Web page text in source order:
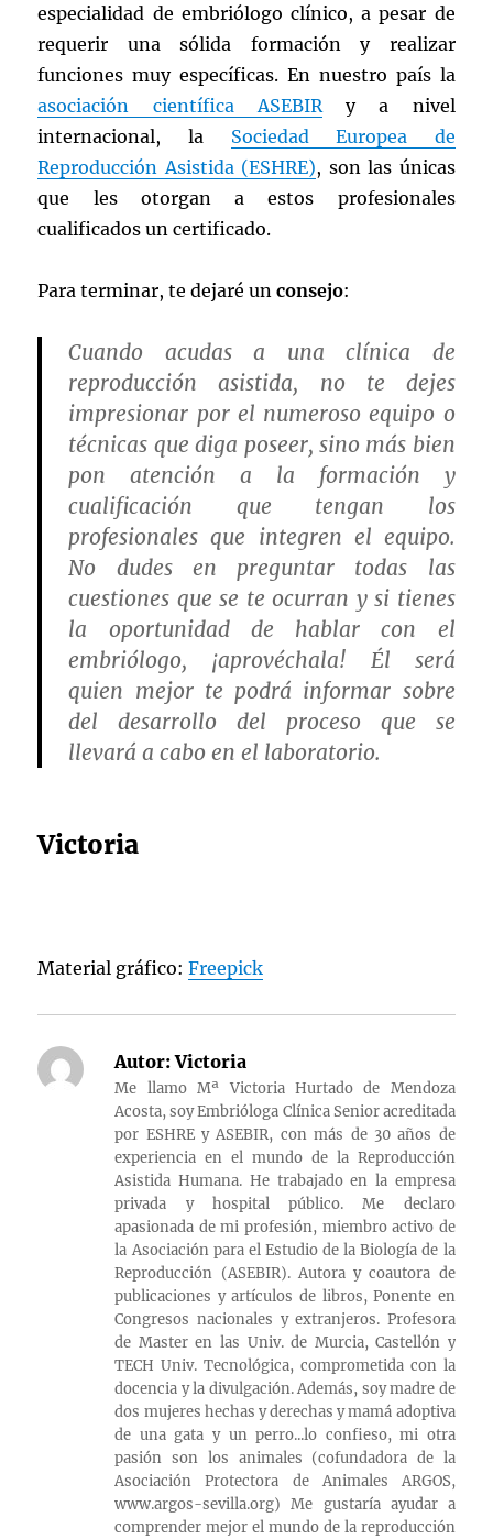
especialidad de embriólogo clínico, a pesar de
requerir una sólida formación y realizar
funciones muy específicas. En nuestro país la
asociación científica ASEBIRy a nivel
internacional, la Sociedad Europea de
Reproducción Asistida (ESHRE), son las únicas
que les otorgan a estos profesionales
cualificados un certificado.
Para terminar, te dejaré un consejo:
Cuando acudas a una clínica de
reproducción asistida, no te dejes
impresionar por el numeroso equipo o
técnicas que diga poseer, sino más bien
pon atención a la formación y
cualificación que tengan los
profesionales que integren el equipo.
No dudes en preguntar todas las
cuestiones que se te ocurran y si tienes
la oportunidad de hablar con el
embriólogo, ¡aprovéchala! Él será
quien mejor te podrá informar sobre
del desarrollo del proceso que se
llevará a cabo en el laboratorio.
Victoria
Material gráfico:Freepick
Autor:Victoria
Me llamo Mª Victoria Hurtado de Mendoza
Acosta, soy Embrióloga Clínica Senior acreditada
por ESHRE y ASEBIR, con más de 30 años de
experiencia en el mundo de la Reproducción
Asistida Humana. He trabajado en la empresa
privada y hospital público. Me declaro
apasionada de mi profesión, miembro activo de
la Asociación para el Estudio de la Biología de la
Reproducción (ASEBIR). Autora y coautora de
publicaciones y artículos de libros, Ponente en
Congresos nacionales y extranjeros. Profesora
de Master en las Univ. de Murcia, Castellón y
TECH Univ. Tecnológica, comprometida con la
docencia y la divulgación. Además, soy madre de
dos mujeres hechas y derechas y mamá adoptiva
de una gata y un perro...lo confieso, mi otra
pasión son los animales (cofundadora de la
Asociación Protectora de Animales ARGOS,
www.argos-sevilla.org) Me gustaría ayudar a
comprender mejor el mundo de la reproducción